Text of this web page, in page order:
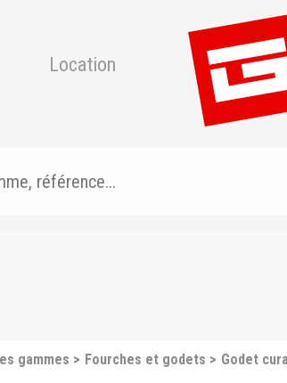
Location
gammes Fourches et godets Godet